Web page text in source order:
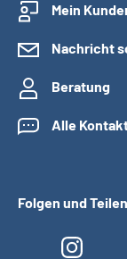
Mein
Nachricht
Beratung
Alle
Folgen und Teilen